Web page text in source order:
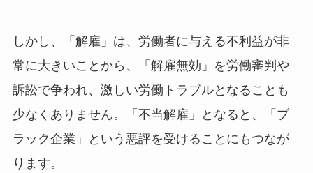
しかし、「解雇」は、労働者に与える不利益が非
常に大きいことから、「解雇無効」を労働審判や
訴訟で争われ、激しい労働トラブルとなることも
少なくありません。「不当解雇」となると、「ブ
ラック企業」という悪評を受けることにもつなが
ります。